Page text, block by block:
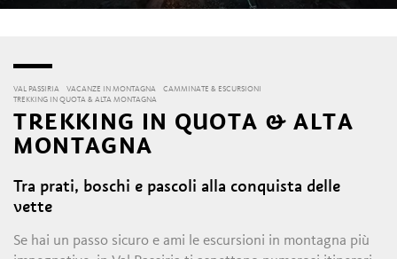
VAL PASSIRIA VACANZE IN MONTAGNA
CAMMINATE & ESCURSIONI
TREKKING IN QUOTA & ALTA MONTAGNA
TREKKING IN QUOTA & ALTA
MONTAGNA
Tra prati, boschi e pascoli alla conquista delle
vette
Se hai un passo sicuro e ami le escursioni in montagna più